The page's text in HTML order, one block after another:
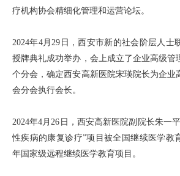
疗机构协会精细化管理和运营论坛。
2024年4月29日，西安市新的社会阶层人士
授牌典礼成功举办，会上成立了企业高级管
个分会，确定西安高新医院宋瑛院长为企业
会分会执行会长。
2024年4月26日，西安高新医院副院长朱一
性疾病的康复诊疗”项目被全国继续医学教
年国家级远程继续医学教育项目。